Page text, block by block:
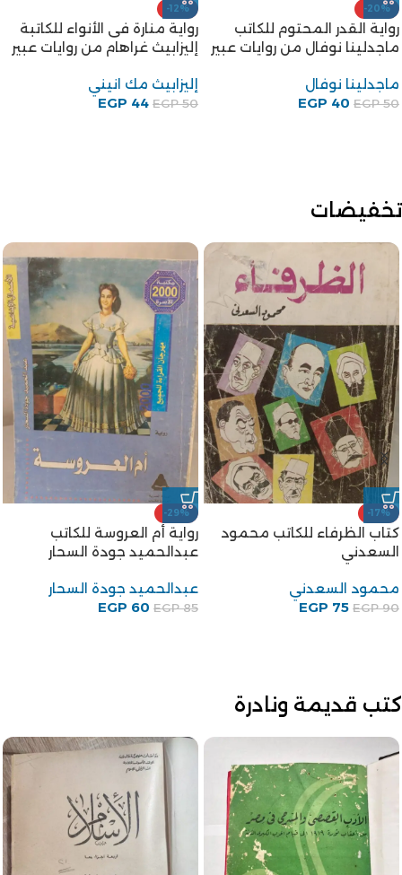
-20%
رواية القدر المحتوم للكاتب
ماجدلينا نوفال من روايات عبير
ماجدلينا نوفال
EGP50
EGP 40
-12%
رواية منارة فى الأنواء للكاتبة
إليزابيث غراهام من روايات عبير
إليزابيث مك انيني
EGP50
EGP 44
تخفيضات
-17%
كتاب الظرفاء للكاتب محمود
السعدني
محمود السعدني
EGP90
EGP 75
-29%
رواية أم العروسة للكاتب
عبدالحميد جودة السحار
عبدالحميد جودة السحار
EGP85
EGP 60
كتب قديمة ونادرة